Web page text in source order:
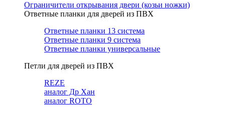
Ограничители открывания двери (козьи ножки)
Ответные планки для дверей из ПВХ
Ответные планки 13 система
Ответные планки 9 система
Ответные планки универсальные
Петли для дверей из ПВХ
REZE
аналог Др Хан
аналог ROTO